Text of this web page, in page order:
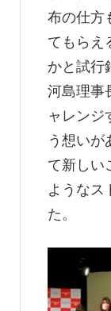
布の仕方
てもらえ
かと試行
河島理事
ャレンジ
う想い
て新しい
ようなス
た。